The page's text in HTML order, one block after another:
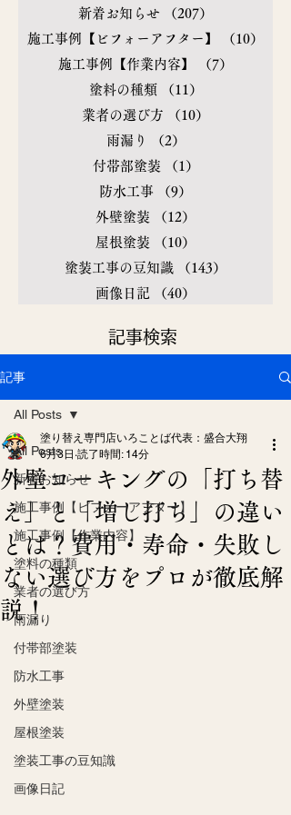
新着お知らせ
（207）
施工事例【ビフォーアフター】
（10）
施工事例【作業内容】
（7）
塗料の種類
（11）
業者の選び方
（10）
雨漏り
（2）
付帯部塗装
（1）
防水工事
（9）
外壁塗装
（12）
屋根塗装
（10）
塗装工事の豆知識
（143）
画像日記
（40）
​記事検索
記事
All Posts
新着お知らせ
施工事例【ビフォーアフター】
施工事例【作業内容】
塗料の種類
業者の選び方
雨漏り
付帯部塗装
防水工事
外壁塗装
屋根塗装
塗装工事の豆知識
画像日記
All Posts
外壁コーキングの「打ち替
え」と「増し打ち」の違い
とは？費用・寿命・失敗し
ない選び方をプロが徹底解
説！
塗り替え専門店いろことば代表：盛合大翔
6月3日 読了時間: 14分